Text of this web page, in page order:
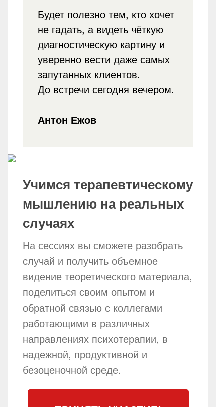
Будет полезно тем, кто хочет
не гадать, а видеть чёткую
диагностическую картину и
уверенно вести даже самых
запутанных клиентов.
До встречи сегодня вечером.
Антон Ежов
Учимся терапевтическому
мышлению на реальных
случаях
На сессиях вы сможете разобрать
случай и получить объемное
видение теоретического материала,
поделиться своим опытом и
обратной связью с коллегами
работающими в различных
направлениях психотерапии, в
надежной, продуктивной и
безоценочной среде.